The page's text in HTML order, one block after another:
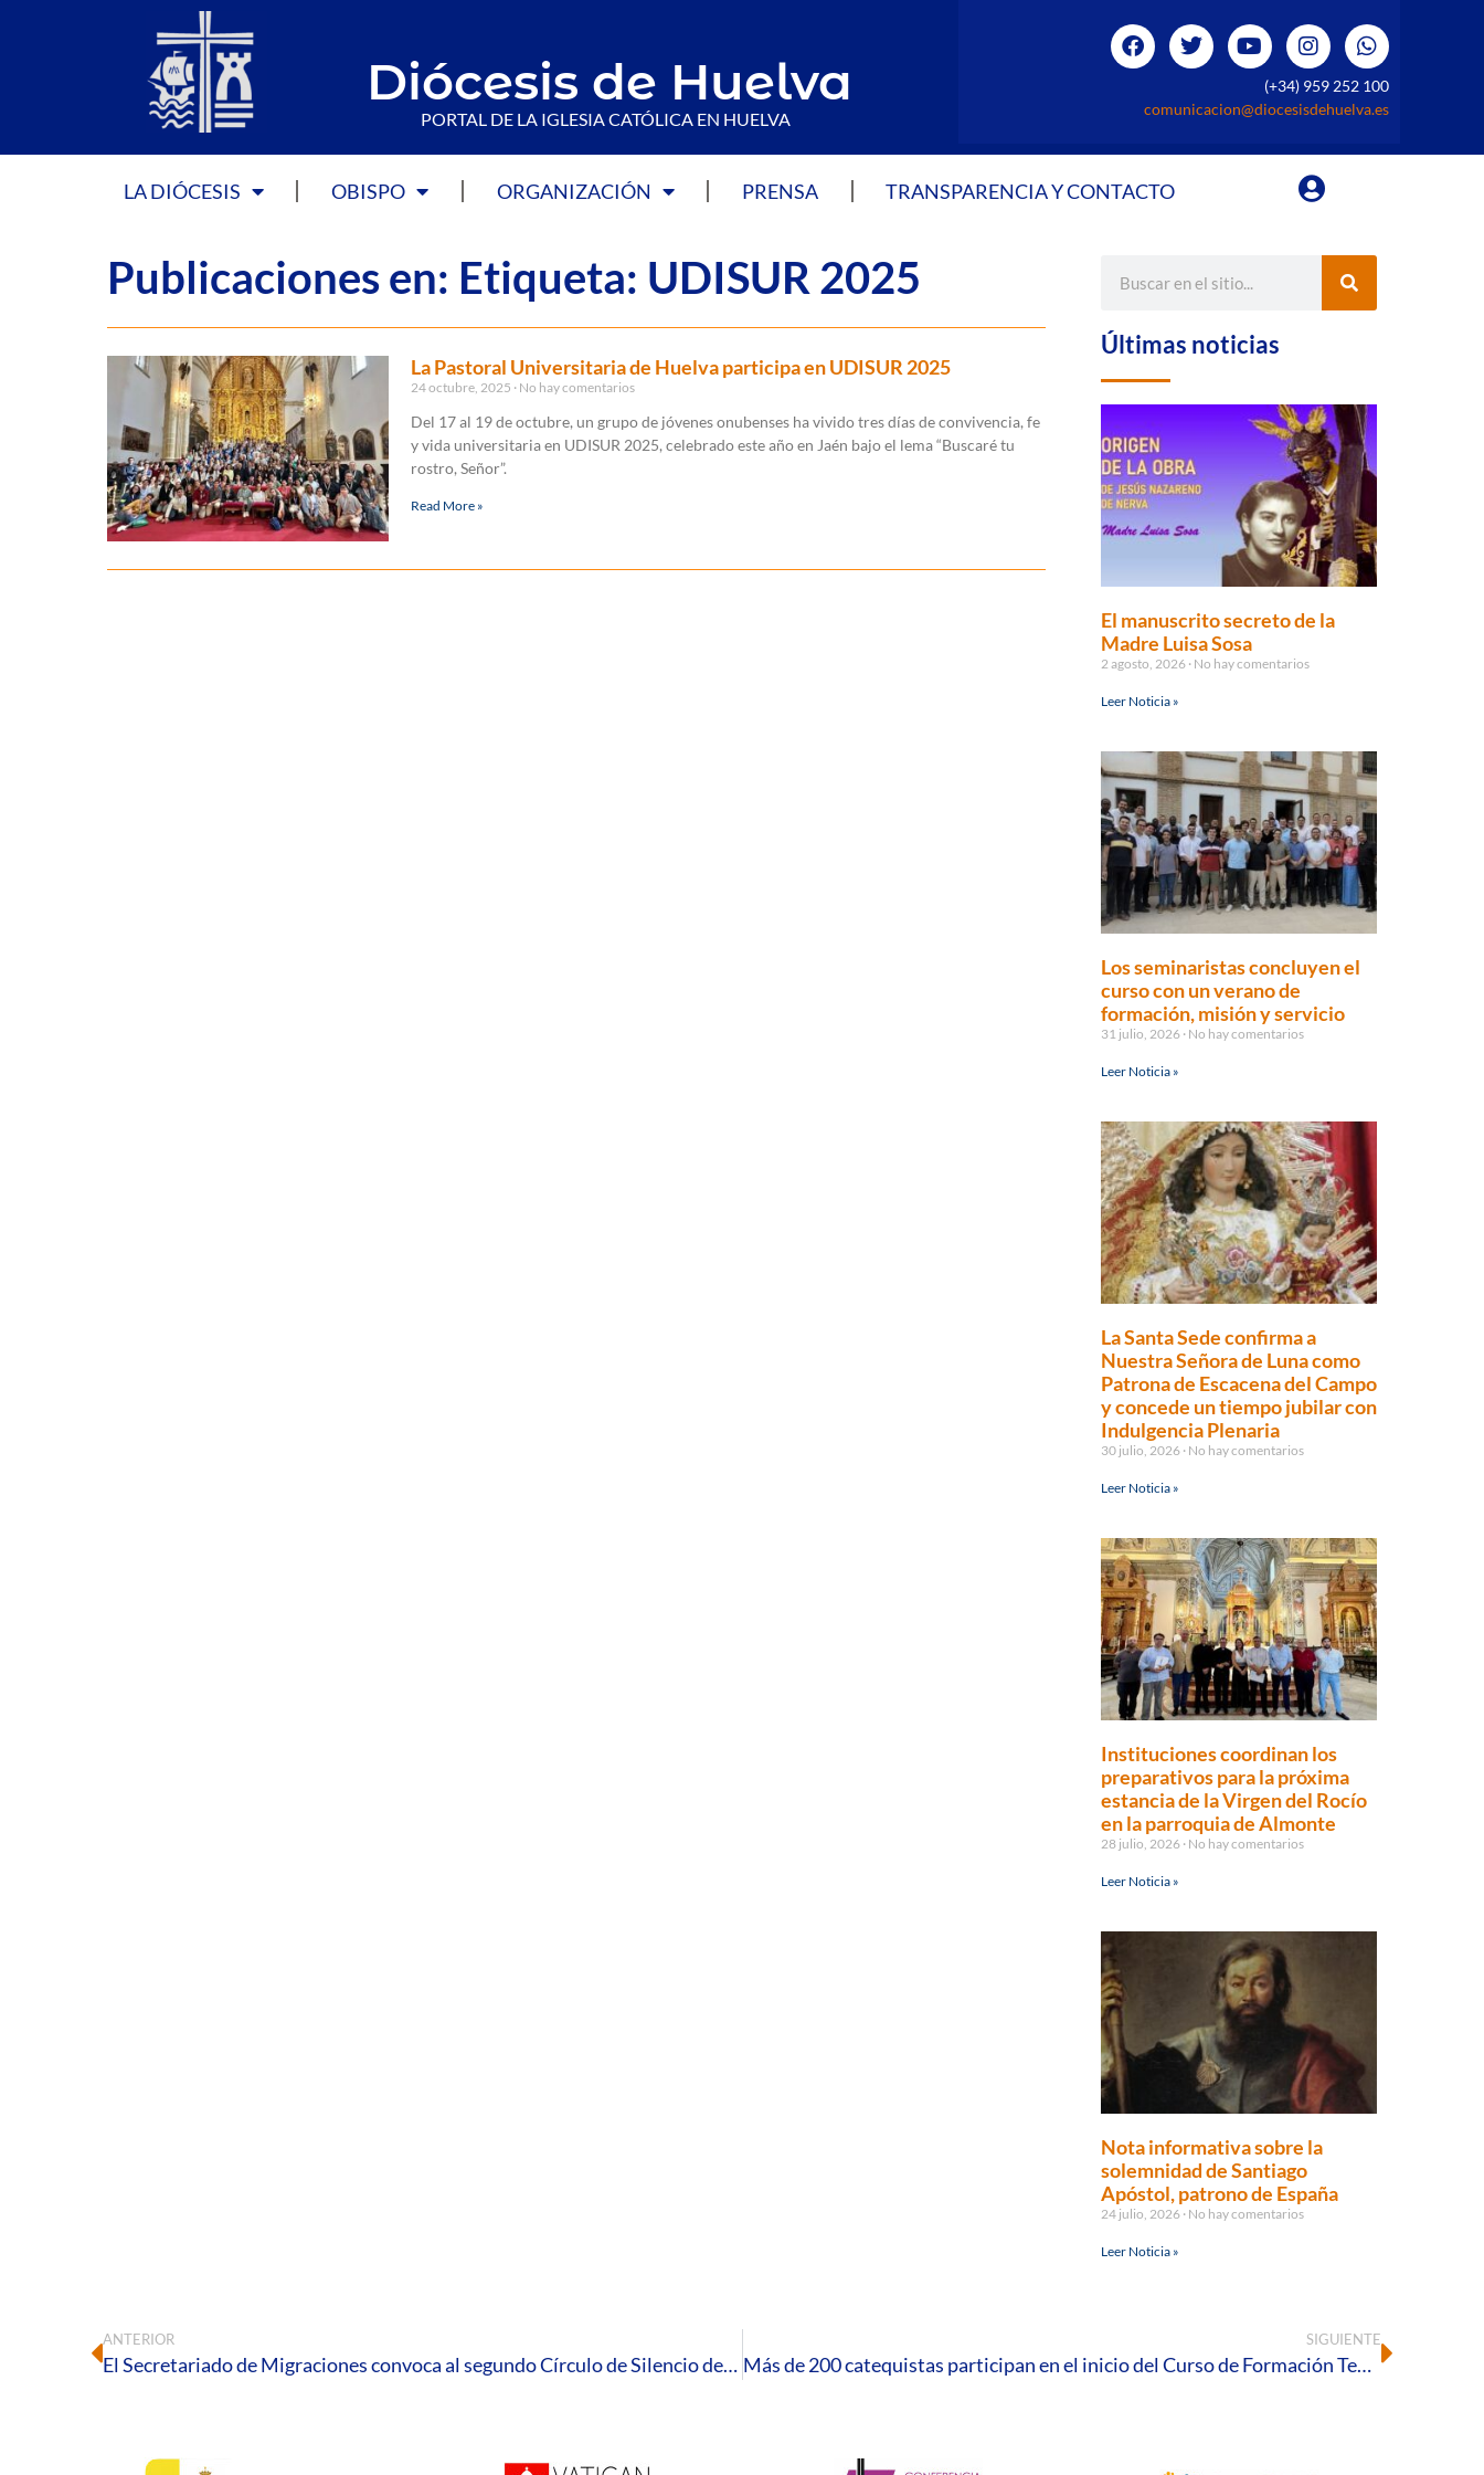
Diócesis de Huelva
PORTAL DE LA IGLESIA CATÓLICA EN HUELVA
(+34) 959 252 100
comunicacion@diocesisdehuelva.es
LA DIÓCESIS OBISPO ORGANIZACIÓN PRENSA TRANSPARENCIA Y CONTACTO
Publicaciones en: Etiqueta: UDISUR 2025
La Pastoral Universitaria de Huelva participa en UDISUR 2025
24 octubre, 2025 No hay comentarios
Del 17 al 19 de octubre, un grupo de jóvenes onubenses ha vivido tres días de convivencia, fe
y vida universitaria en UDISUR 2025, celebrado este año en Jaén bajo el lema “Buscaré tu
rostro, Señor”.
Read More »
Últimas noticias
El manuscrito secreto de la
Madre Luisa Sosa
2 agosto, 2026 No hay comentarios
Leer Noticia »
Los seminaristas concluyen el
curso con un verano de
formación, misión y servicio
31 julio, 2026 No hay comentarios
Leer Noticia »
La Santa Sede confirma a
Nuestra Señora de Luna como
Patrona de Escacena del Campo
y concede un tiempo jubilar con
Indulgencia Plenaria
30 julio, 2026 No hay comentarios
Leer Noticia »
Instituciones coordinan los
preparativos para la próxima
estancia de la Virgen del Rocío
en la parroquia de Almonte
28 julio, 2026 No hay comentarios
Leer Noticia »
Nota informativa sobre la
solemnidad de Santiago
Apóstol, patrono de España
24 julio, 2026 No hay comentarios
Leer Noticia »
ANTERIOR
El Secretariado de Migraciones convoca al segundo Círculo de Silencio del curso pastoral
SIGUIENTE
Más de 200 catequistas participan en el inicio del Curso de Formación Teológico-Pastoral en el Seminario Diocesano de Huelva